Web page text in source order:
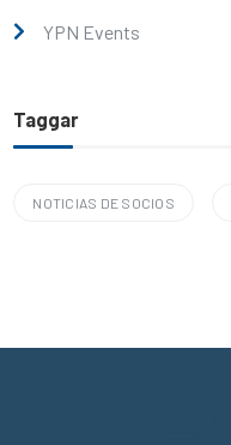
YPN Events
Taggar
NOTICIAS DE SOCIOS